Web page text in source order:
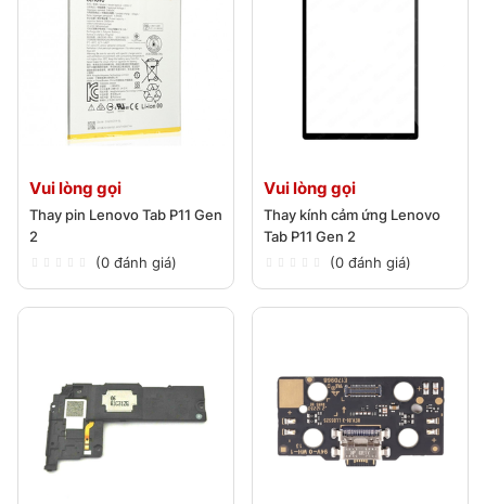
Vui lòng gọi
Thay pin Lenovo Tab P11 Gen
2
(0 đánh giá)
Vui lòng gọi
Thay kính cảm ứng Lenovo
Tab P11 Gen 2
(0 đánh giá)